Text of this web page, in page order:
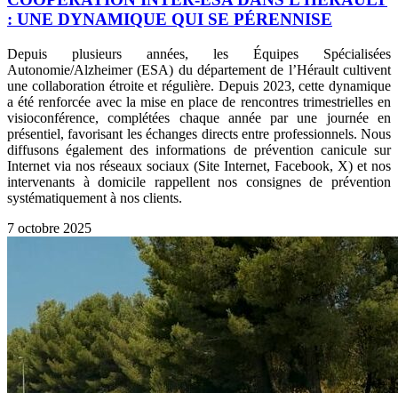
: UNE DYNAMIQUE QUI SE PÉRENNISE
Depuis plusieurs années, les Équipes Spécialisées
Autonomie/Alzheimer (ESA) du département de l’Hérault cultivent
une collaboration étroite et régulière. Depuis 2023, cette dynamique
a été renforcée avec la mise en place de rencontres trimestrielles en
visioconférence, complétées chaque année par une journée en
présentiel, favorisant les échanges directs entre professionnels. Nous
diffusons également des informations de prévention canicule sur
Internet via nos réseaux sociaux (Site Internet, Facebook, X) et nos
intervenants à domicile rappellent nos consignes de prévention
systématiquement à nos clients.
7 octobre 2025